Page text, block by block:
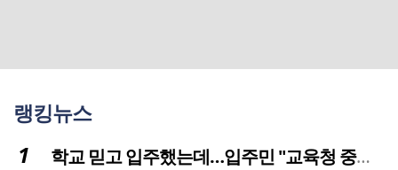
랭킹뉴스
학교 믿고 입주했는데…입주민 "교육청 중재 나서라"